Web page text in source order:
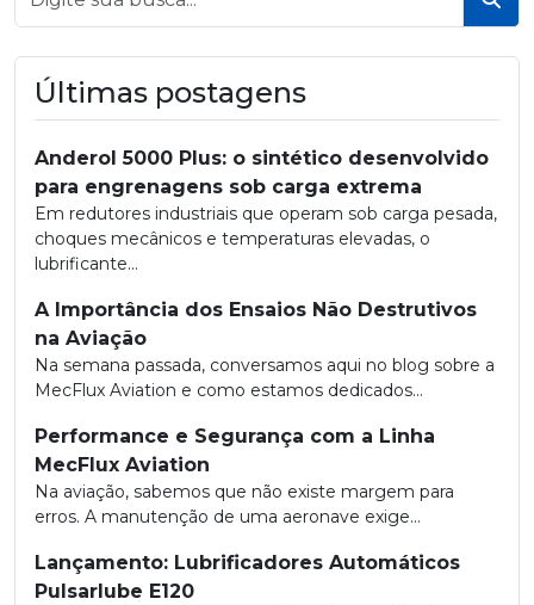
Últimas postagens
Anderol 5000 Plus: o sintético desenvolvido
para engrenagens sob carga extrema
Em redutores industriais que operam sob carga pesada,
choques mecânicos e temperaturas elevadas, o
lubrificante...
A Importância dos Ensaios Não Destrutivos
na Aviação
Na semana passada, conversamos aqui no blog sobre a
MecFlux Aviation e como estamos dedicados...
Performance e Segurança com a Linha
MecFlux Aviation
Na aviação, sabemos que não existe margem para
erros. A manutenção de uma aeronave exige...
Lançamento: Lubrificadores Automáticos
Pulsarlube E120